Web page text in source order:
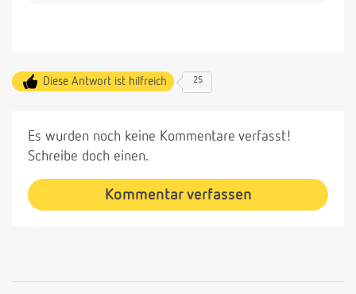
Diese Antwort ist hilfreich 25
Es wurden noch keine Kommentare verfasst!
Schreibe doch einen.
Kommentar verfassen